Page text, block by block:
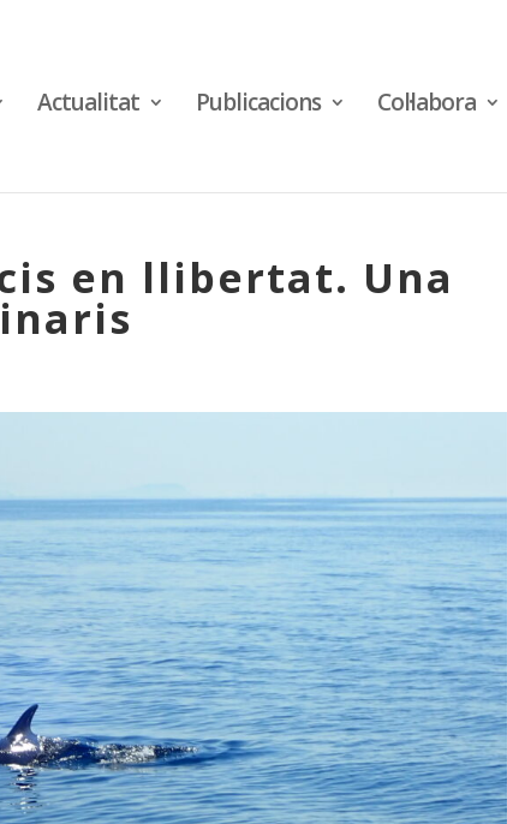
Actualitat Publicacions Col·labora
en llibertat. Una